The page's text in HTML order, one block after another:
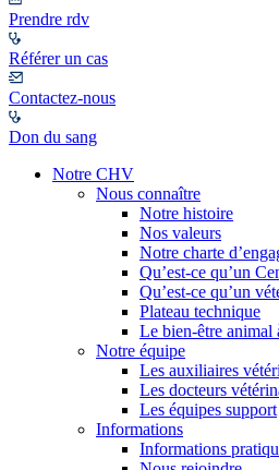
Prendre rdv
Référer un cas
Contactez-nous
Don du sang
Notre CHV
Nous connaître
Notre histoire
Nos valeurs
Notre charte
Qu’est-ce qu’un
Qu’est-ce qu’un
Plateau technique
Le bien-être animal
Notre équipe
Les auxiliaires
Les docteurs
Les équipes support
Informations
Informations